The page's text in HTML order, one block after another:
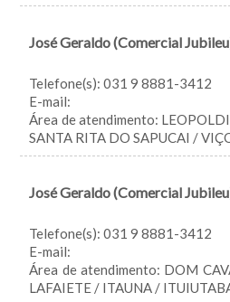
José Geraldo (Comercial
Telefone(s): 031 9 8881-3412
E-mail:
Área de atendimento:
SANTA RITA DO SAPUCAI /
José Geraldo (Comercial
Telefone(s): 031 9 8881-3412
E-mail:
Área de atendimento: DOM
LAFAIETE / ITAUNA /